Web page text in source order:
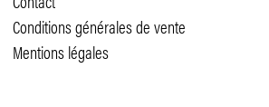
Conditions générales de vente
Mentions légales